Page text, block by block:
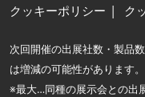
クッキーポリシー
ク
次回開催の出展社数・製品
は増減の可能性があります。
※最大…同種の展示会との出